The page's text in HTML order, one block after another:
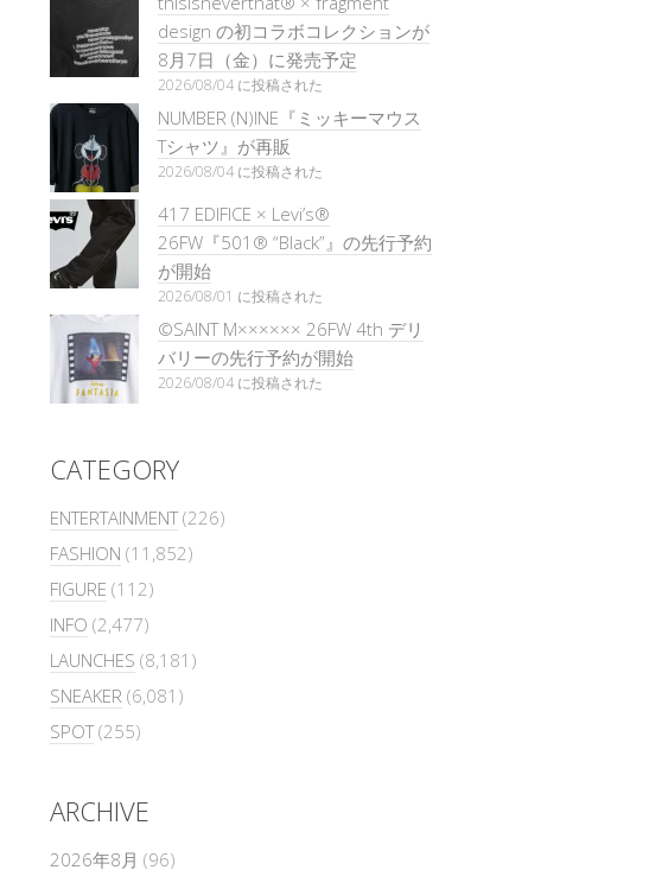
design の初コラボコレクションが
8月7日（金）に発売予定
2026/08/04 に投稿された
NUMBER (N)INE『ミッキーマウス
Tシャツ』が再販
2026/08/04 に投稿された
417 EDIFICE × Levi’s®
26FW『501®︎ “Black”』の先行予約
が開始
2026/08/01 に投稿された
©SAINT M×××××× 26FW 4th デリ
バリーの先行予約が開始
2026/08/04 に投稿された
CATEGORY
ENTERTAINMENT(226)
FASHION (11,852)
FIGURE (112)
INFO (2,477)
LAUNCHES (8,181)
SNEAKER (6,081)
SPOT(255)
ARCHIVE
2026年8月 (96)